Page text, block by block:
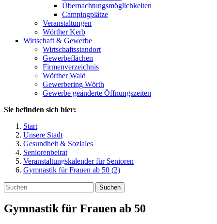
Übernachtungsmöglichkeiten
Campingplätze
Veranstaltungen
Wörther Kerb
Wirtschaft & Gewerbe
Wirtschaftsstandort
Gewerbeflächen
Firmenverzeichnis
Wörther Wald
Gewerbering Wörth
Gewerbe geänderte Öffnungszeiten
Sie befinden sich hier:
Start
Unsere Stadt
Gesundheit & Soziales
Seniorenbeirat
Veranstaltungskalender für Senioren
Gymnastik für Frauen ab 50 (2)
Suchen
Gymnastik für Frauen ab 50